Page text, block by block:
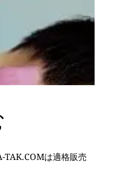
は適格販売